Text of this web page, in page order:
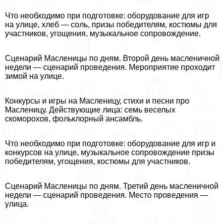
Что необходимо при подготовке: оборудование для игр
на улице, хлеб — соль, призы победителям, костюмы для
участников, угощения, музыкальное сопровождение.
Сценарий Масленицы по дням. Второй день масленичной
недели — сценарий проведения. Мероприятие проходит
зимой на улице.
Конкурсы и игры на Масленицу, стихи и песни про
Масленицу. Действующие лица: семь веселых
скоморохов, фольклорный ансамбль.
Что необходимо при подготовке: оборудование для игр и
конкурсов на улице, музыкальное сопровождение призы
победителям, угощения, костюмы для участников.
Сценарий Масленицы по дням. Третий день масленичной
недели — сценарий проведения. Место проведения —
улица.